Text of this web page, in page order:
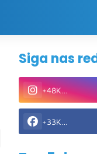
Siga nas
+48K
Seguidores
+33K
Seguidores